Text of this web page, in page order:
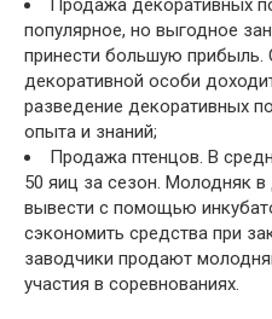
Продажа декоративных
популярное, но выгодное
принести большую прибыль.
декоративной особи
разведение декоративных
опыта и знаний;
Продажа птенцов. В
50 яиц за сезон. Молодняк
вывести с помощью
сэкономить средства при
заводчики продают
участия в соревнованиях.